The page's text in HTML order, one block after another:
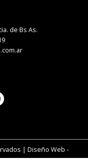
de Bs As.
| Diseño Web -